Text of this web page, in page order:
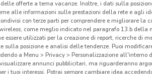
5.7 km
offerte a tema vacanze. Inoltre, i dati sulla
alle informazioni sulle prestazioni della rete e agli
con terze parti per comprendere e migliorare la
come meglio indicato nel paragrafo 13.b della
essere utilizzati per la creazione di report, ricerche di
sulla posizione e analisi delle tendenze. Puoi
a Menu > Privacy > Personalizzazione all'interno
annunci pubblicitari, ma riguarderanno
i tuoi interessi. Potrai sempre cambiare idea